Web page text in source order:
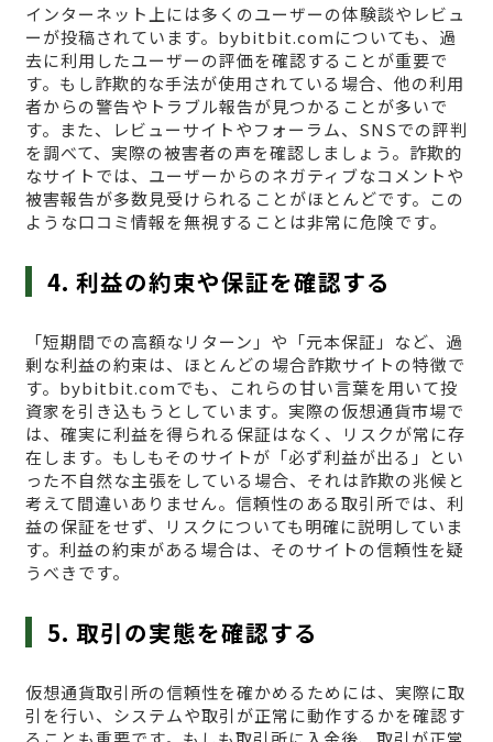
インターネット上には多くのユーザーの体験談やレビュ
ーが投稿されています。bybitbit.comについても、過
去に利用したユーザーの評価を確認することが重要で
す。もし詐欺的な手法が使用されている場合、他の利用
者からの警告やトラブル報告が見つかることが多いで
す。また、レビューサイトやフォーラム、SNSでの評判
を調べて、実際の被害者の声を確認しましょう。詐欺的
なサイトでは、ユーザーからのネガティブなコメントや
被害報告が多数見受けられることがほとんどです。この
ような口コミ情報を無視することは非常に危険です。
4. 利益の約束や保証を確認する
「短期間での高額なリターン」や「元本保証」など、過
剰な利益の約束は、ほとんどの場合詐欺サイトの特徴で
す。bybitbit.comでも、これらの甘い言葉を用いて投
資家を引き込もうとしています。実際の仮想通貨市場で
は、確実に利益を得られる保証はなく、リスクが常に存
在します。もしもそのサイトが「必ず利益が出る」とい
った不自然な主張をしている場合、それは詐欺の兆候と
考えて間違いありません。信頼性のある取引所では、利
益の保証をせず、リスクについても明確に説明していま
す。利益の約束がある場合は、そのサイトの信頼性を疑
うべきです。
5. 取引の実態を確認する
仮想通貨取引所の信頼性を確かめるためには、実際に取
引を行い、システムや取引が正常に動作するかを確認す